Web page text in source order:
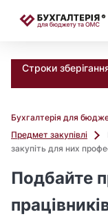
Строки
Бухгалтерія для
Предмет закупівлі
закупіть для них
Подбайте